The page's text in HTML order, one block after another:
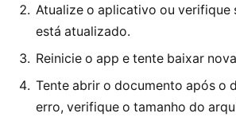
Atualize o aplicativo ou verifique
está atualizado.
Reinicie o app e tente baixar
Tente abrir o documento após o
erro, verifique o tamanho do